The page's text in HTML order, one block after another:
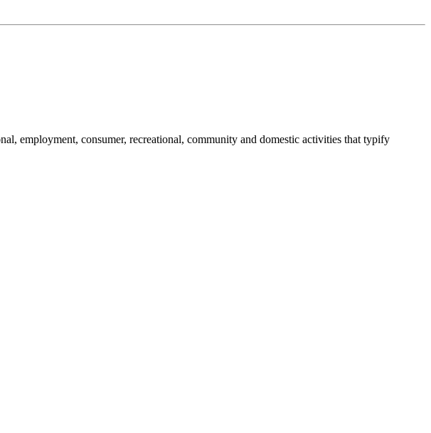
employment, consumer, recreational, community and domestic activities that typify